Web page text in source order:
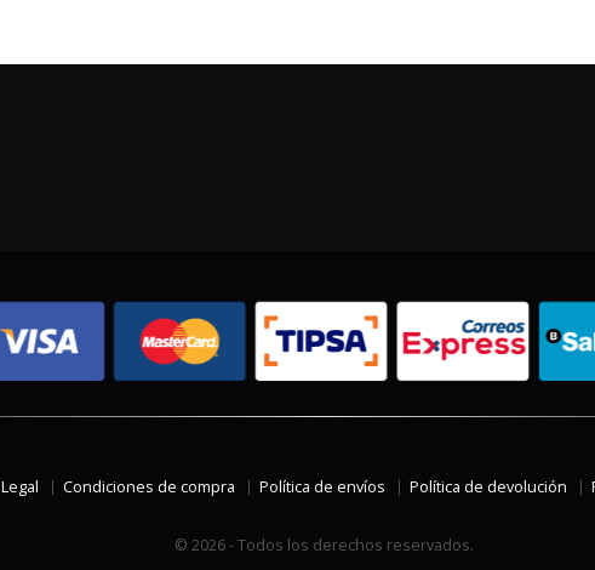
Condiciones de compra Política de envíos Política de devolución
© 2026 - Todos los derechos reservados.